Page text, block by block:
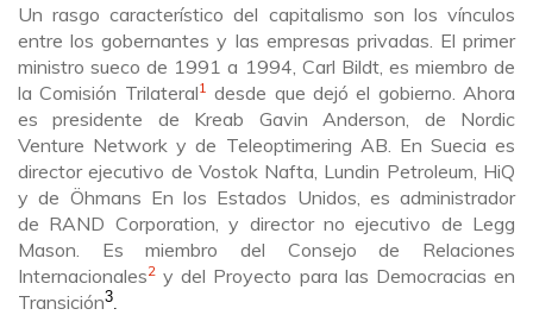
Un rasgo característico del capitalismo son los vínculos
entre los gobernantes y las empresas privadas. El primer
ministro sueco de 1991 a 1994, Carl Bildt, es miembro de
la Comisión Trilateral1 desde que dejó el gobierno. Ahora
es presidente de Kreab Gavin Anderson, de Nordic
Venture Network y de Teleoptimering AB. En Suecia es
director ejecutivo de Vostok Nafta, Lundin Petroleum, HiQ
y de Öhmans En los Estados Unidos, es administrador
de RAND Corporation, y director no ejecutivo de Legg
Mason. Es miembro del Consejo de Relaciones
Internacionales2 y del Proyecto para las Democracias en
Transición3